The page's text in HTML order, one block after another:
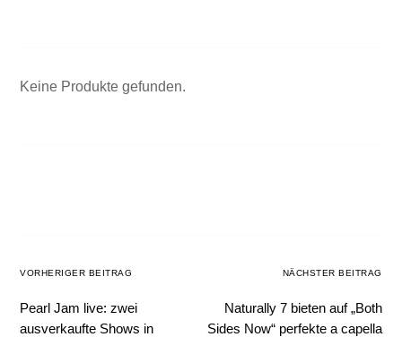
Keine Produkte gefunden.
VORHERIGER BEITRAG
Pearl Jam live: zwei
ausverkaufte Shows in
NÄCHSTER BEITRAG
Naturally 7 bieten auf „Both
Sides Now“ perfekte a capella